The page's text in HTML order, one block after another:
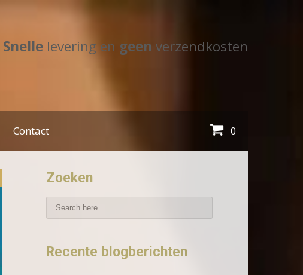
Snelle levering en geen verzendkosten
Contact 0
Zoeken
Recente blogberichten